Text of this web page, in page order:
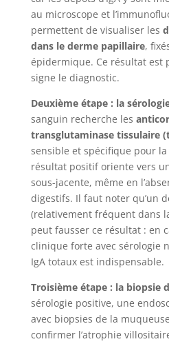
au microscope et
permettent de visualiser les
dans le derme papillaire,
épidermique. Ce résultat est
signe le diagnostic.
Deuxième étape : la
sanguin recherche les
transglutaminase tissulaire
sensible et spécifique pour
résultat positif oriente vers
sous-jacente, même en
digestifs. Il faut noter qu’un
(relativement fréquent dans
peut fausser ce résultat : en
clinique forte avec sérologie
IgA totaux est indispensable.
Troisième étape : la biopsie
sérologie positive, une
avec biopsies de la
confirmer l’atrophie